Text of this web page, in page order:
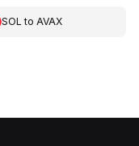
SOL to AVAX